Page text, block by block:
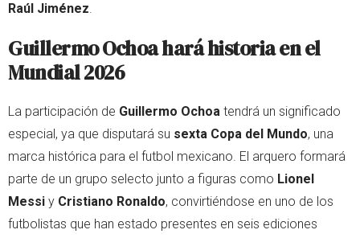
Raúl Jiménez.
Guillermo Ochoa hará historia en el
Mundial 2026
La participación de Guillermo Ochoa tendrá un significado
especial, ya que disputará su sexta Copa del Mundo, una
marca histórica para el futbol mexicano. El arquero formará
parte de un grupo selecto junto a figuras como Lionel
Messi y Cristiano Ronaldo, convirtiéndose en uno de los
futbolistas que han estado presentes en seis ediciones